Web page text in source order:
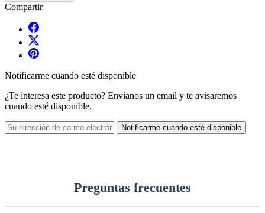
Compartir
Notificarme cuando esté disponible
¿Te interesa este producto? Envíanos un email y te avisaremos
cuando esté disponible.
Notificarme cuando esté disponible
Preguntas frecuentes